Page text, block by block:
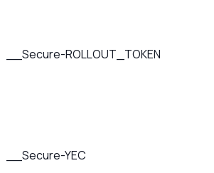
__Secure-ROLLOUT_TOKEN
__Secure-YEC